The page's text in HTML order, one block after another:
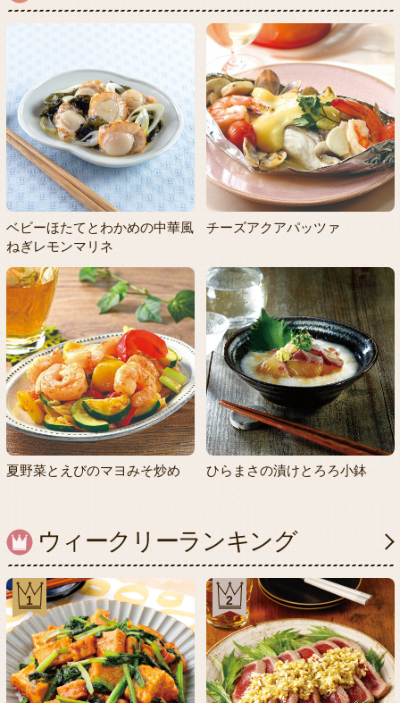
ベビーほたてとわかめの中華風
ねぎレモンマリネ
チーズアクアパッツァ
夏野菜とえびのマヨみそ炒め ひらまさの漬けとろろ小鉢
ウィークリーランキング
1 2